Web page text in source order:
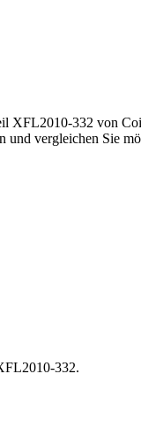
XFL2010-332 von
vergleichen Sie
332.